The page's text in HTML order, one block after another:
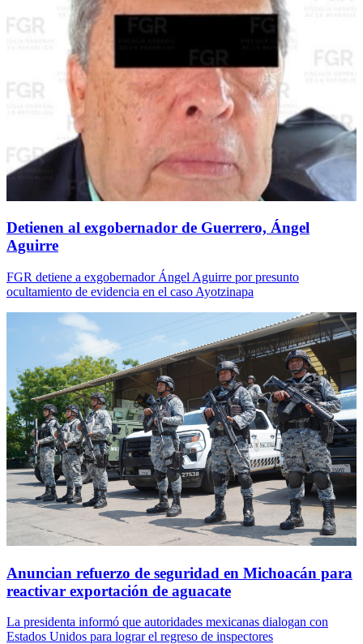
Detienen al exgobernador de Guerrero, Ángel
Aguirre
FGR detiene a exgobernador Ángel Aguirre por presunto
ocultamiento de evidencia en el caso Ayotzinapa
Anuncian refuerzo de seguridad en Michoacán para
reactivar exportación de aguacate
La presidenta informó que autoridades mexicanas dialogan con
Estados Unidos para lograr el regreso de inspectores